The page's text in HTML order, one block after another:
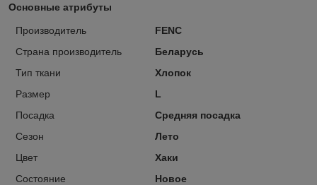
Основные атрибуты
Производитель
FENC
Страна производитель
Беларусь
Тип ткани
Хлопок
Размер
L
Посадка
Средняя посадка
Сезон
Лето
Цвет
Хаки
Состояние
Новое